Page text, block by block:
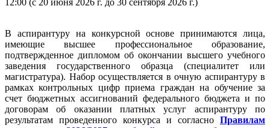
В аспирантуру на конкурсной основе принимаются лица,
имеющие высшее профессиональное образование,
подтвержденное дипломом об окончании высшего учебного
заведения государственного образца (специалитет или
магистратура). Набор осуществляется в очную аспирантуру в
рамках контрольных цифр приема граждан на обучение за
счет бюджетных ассигнований федерального бюджета и по
договорам об оказании платных услуг аспирантуру по
результатам проведенного конкурса и согласно Правилам